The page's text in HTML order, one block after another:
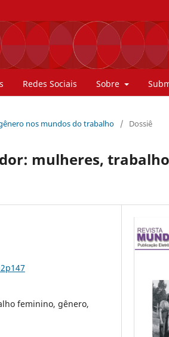
Redes Sociais Sobre
nos mundos do trabalho / Dossiê
mulheres,
feminino, gênero,